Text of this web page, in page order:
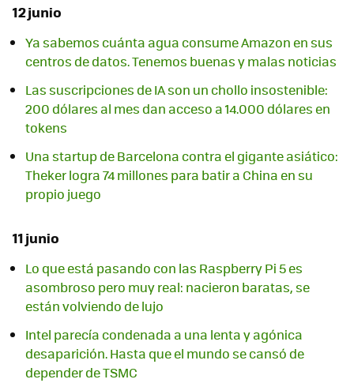
12 junio
Ya sabemos cuánta agua consume Amazon en sus
centros de datos. Tenemos buenas y malas noticias
Las suscripciones de IA son un chollo insostenible:
200 dólares al mes dan acceso a 14.000 dólares en
tokens
Una startup de Barcelona contra el gigante asiático:
Theker logra 74 millones para batir a China en su
propio juego
11 junio
Lo que está pasando con las Raspberry Pi 5 es
asombroso pero muy real: nacieron baratas, se
están volviendo de lujo
Intel parecía condenada a una lenta y agónica
desaparición. Hasta que el mundo se cansó de
depender de TSMC